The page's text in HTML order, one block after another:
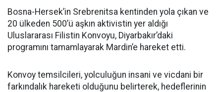
Bosna-Hersek’in Srebrenitsa kentinden yola çıkan ve
20 ülkeden 500’ü aşkın aktivistin yer aldığı
Uluslararası Filistin Konvoyu, Diyarbakır’daki
programını tamamlayarak Mardin’e hareket etti.
Konvoy temsilcileri, yolculuğun insani ve vicdani bir
farkındalık hareketi olduğunu belirterek, hedeflerinin